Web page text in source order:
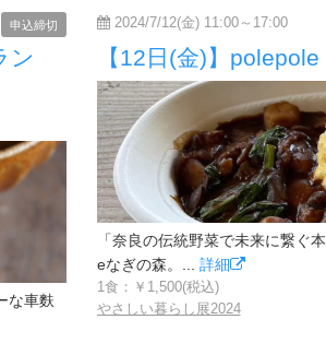
申込締切
ン
な車麩
2024/7/12(金) 11:00～17:00
【12日(金)】
「奈良の伝統野菜で未来に繋ぐ
eなぎの森。... 詳細
1食：￥1,500(税込)
やさしい暮らし展2024